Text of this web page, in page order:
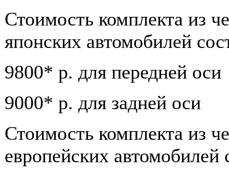
Стоимость комплекта из
японских автомобилей
9800* р. для передней оси
9000* р. для задней оси
Стоимость комплекта из
европейских автомобилей